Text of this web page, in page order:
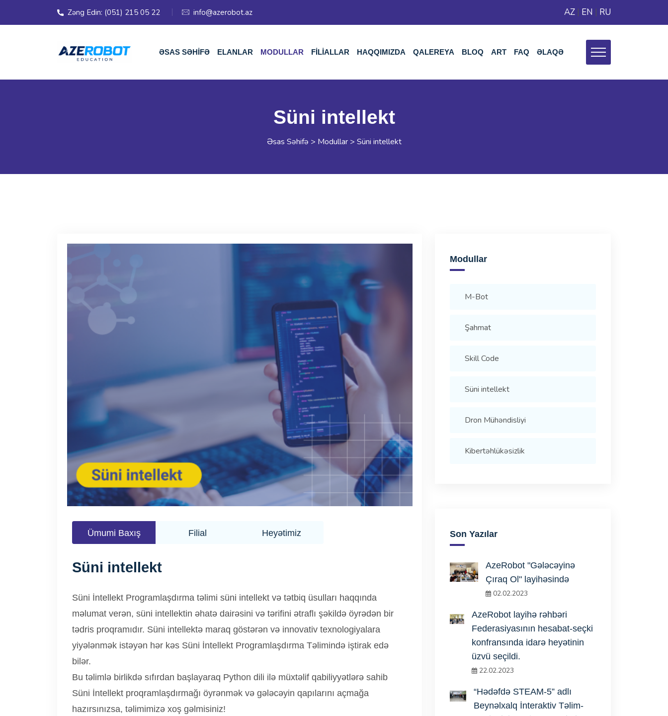
Zəng Edin: (051) 215 05 22 info@azerobot.az AZ | EN | RU
ƏSAS SƏHİFƏ ELANLAR MODULLAR FİLİALLAR HAQQIMIZDA QALEREYA BLOQ ART FAQ ƏLAQƏ
Süni intellekt
Əsas Səhifə > Modullar> Süni intellekt
Ümumi Baxış Filial Heyətimiz
Süni intellekt
Süni İntellekt Programlaşdırma təlimi süni intellekt və tətbiq üsulları haqqında
məlumat verən, süni intellektin əhatə dairəsini və tərifini ətraflı şəkildə öyrədən bir
tədris proqramıdır. Süni intellektə maraq göstərən və innovativ texnologiyalara
yiyələnmək istəyən hər kəs Süni İntellekt Programlaşdırma Təlimində iştirak edə
bilər.
Bu təlimlə birlikdə sıfırdan başlayaraq Python dili ilə müxtəlif qabiliyyətlərə sahib
Süni İntellekt proqramlaşdırmağı öyrənmək və gələcəyin qapılarını açmağa
hazırsınızsa, təlimimizə xoş gəlmisiniz!
Modullar
M-Bot
Şahmat
Skill Code
Süni intellekt
Dron Mühəndisliyi
Kibertəhlükəsizlik
Son Yazılar
AzeRobot "Gələcəyinə
Çıraq Ol" layihəsində
02.02.2023
AzeRobot layihə rəhbəri
Federasiyasının hesabat-seçki
konfransında idarə heyətinin
üzvü seçildi.
22.02.2023
“Hədəfdə STEAM-5” adlı
Beynəlxalq İnteraktiv Təlim-